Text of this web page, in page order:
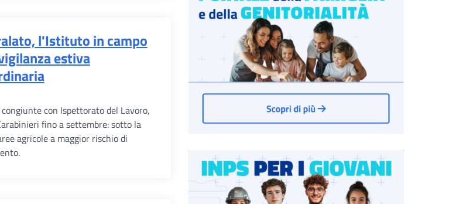
l'Istituto in campo
estiva
con Ispettorato del Lavoro,
fino a settembre: sotto la
agricole a maggior rischio di